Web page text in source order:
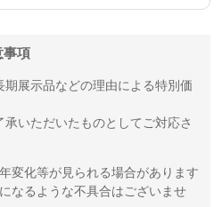
事項
展示品などの理由による特別価
いただいたものとしてご対応さ
変化等が見られる場合があります
なるような不具合はございませ